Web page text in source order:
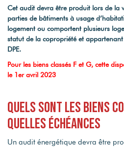
© Maison
Cet audit devra être produit lors de la
parties de bâtiments à usage
logement ou comportent plusieurs
statut de la copropriété et
DPE.
Pour les biens classés F et G, cette
le 1er avril 2023
Quels sont les biens
quelles échéances
Un audit énergétique devra être